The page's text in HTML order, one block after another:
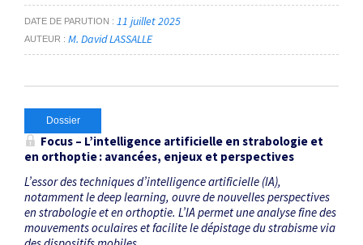
DATE DE PARUTION 11 juillet 2025
AUTEUR M. David LASSALLE
Dossier
Focus – L’intelligence artificielle en strabologie et
en orthoptie : avancées, enjeux et perspectives
L’essor des techniques d’intelligence artificielle (IA),
notamment le deep learning, ouvre de nouvelles perspectives
en strabologie et en orthoptie. L’IA permet une analyse fine des
mouvements oculaires et facilite le dépistage du strabisme via